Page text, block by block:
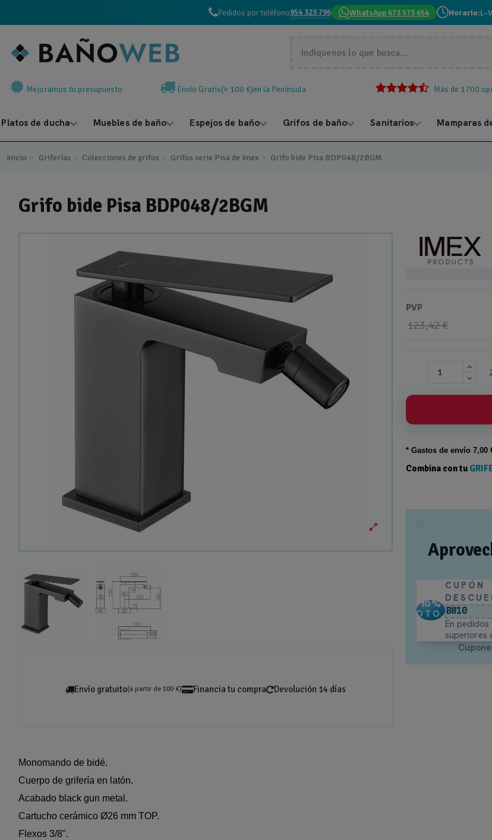
Pedidos por teléfono954 323 796 WhatsApp 673 573 654 Horario:
Mejoramos tu presupuesto Envío Gratis(> 100 €)en la Península Más de 1700
Platos de ducha Muebles de baño Espejos de baño Grifos de baño Sanitarios Mamparas
Inicio Griferías Colecciones de grifos Grifos serie Pisa de Imex Grifo bide Pisa BDP048/2BGM
Grifo bide Pisa BDP048/2BGM
Envío gratuito(a partir de 100 €) Financia tu compra Devolución 14 días
Monomando de bidé.
Cuerpo de grifería en latón.
Acabado black gun metal.
Cartucho cerámico Ø26 mm TOP.
Flexos 3/8".
PVP
123,42 €
* Gastos deenvío 7,00
Combina con tu
10%
DTO.
CUPÓN
BW10
En pedidos
superiores